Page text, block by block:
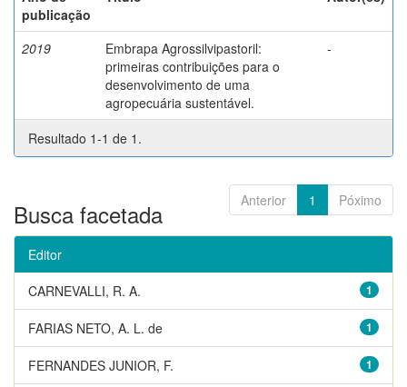
publicação
2019
Embrapa Agrossilvipastoril:
primeiras contribuições para o
desenvolvimento de uma
agropecuária sustentável.
-
Resultado 1-1 de 1.
Anterior 1 Póximo
Busca facetada
Editor
1
CARNEVALLI, R. A.
1
FARIAS NETO, A. L. de
1
FERNANDES JUNIOR, F.